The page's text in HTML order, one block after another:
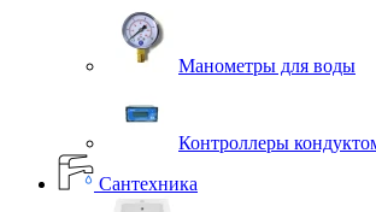
Манометры для воды
Контроллеры
Сантехника